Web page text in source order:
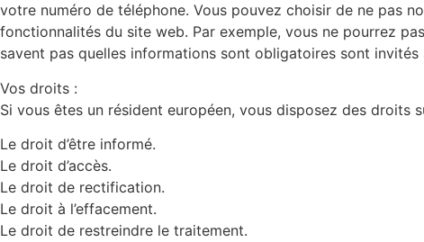
votre numéro de téléphone. Vous pouvez choisir de ne pas
fonctionnalités du site web. Par exemple, vous ne pourrez
savent pas quelles informations sont obligatoires sont
Vos droits :
Si vous êtes un résident européen, vous disposez des droits
Le droit d’être informé.
Le droit d’accès.
Le droit de rectification.
Le droit à l’effacement.
Le droit de restreindre le traitement.